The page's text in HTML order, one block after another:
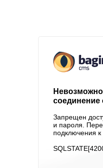
соединение
Запрещен
и пароля.
подключения к